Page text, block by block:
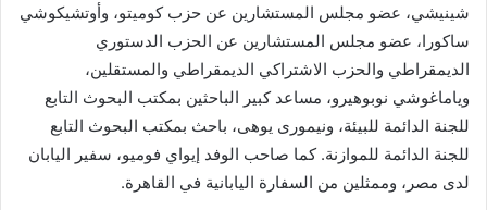
شينيشي، عضو مجلس المستشارين عن حزب كوميتو، وأوتشيكوشي
ساكورا، عضو مجلس المستشارين عن الحزب الدستوري
الديمقراطي والحزب الاشتراكي الديمقراطي والمستقلين،
وياماغوشي نوبوهيرو، مساعد كبير الباحثين بمكتب البحوث التابع
للجنة الدائمة للبيئة، ونيمورى يوهى، باحث بمكتب البحوث التابع
للجنة الدائمة للموازنة. كما صاحب الوفد إيواي فوميو، سفير اليابان
لدى مصر، وممثلين من السفارة اليابانية في القاهرة.